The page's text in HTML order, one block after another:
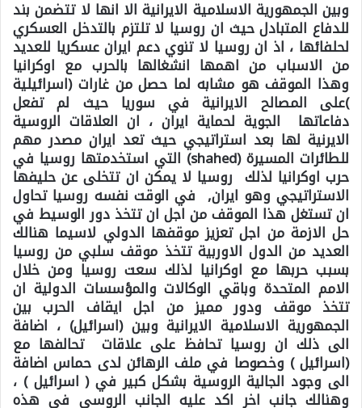
وبين الجمهورية الاسلامية الايرانية الا انها لا تتضمن بند
للدفاع المتبادل حيث ان روسيا لا تلتزم بالتدخل العسكري
لحلفائها ، اذ ان روسيا لا تنوي دعم ايران عسكريا للعديد
من الاسباب من اهمها انشغالها بالحرب مع اوكرانيا
وهذا الموقف هو مشابه لما حصل من غارات (اسرائيلية
)على المصالح الايرانية في سوريا حيث لم تفعل
دفاعاتها الجوية لحماية ايران ، ان العلاقات الروسية
الايرنية لها بعد استراتيجي حيث تعد ايران مصدر مهم
للطائرات المسيرة (shahed) التي استخدمتها روسيا في
حرب اوكرانيا لذلك روسيا لا يمكن ان تتخلى عن حليفها
الاستراتيجي وهو ايران, في الوقت نفسه روسيا تحاول
ان تستغل هذا الموقف من اجل ان تتخذ دور الوسيط في
حل الازمة من اجل تعزيز موقفها الدولي لاسيما هنالك
العديد من الدول الاوربية تتخذ موقف سلبي من روسيا
بسبب حربها مع اوكرانيا لذلك سعت روسيا ومن خلال
الامم المتحدة وباقي الوكالات والمؤسسات الدولية ان
تتخذ موقف ودور مميز من اجل ايقاف الحرب بين
الجمهورية الاسلامية الايرانية وبين (اسرائيل) ، اضافة
الى ذلك ان روسيا تحافظ على علاقات تحالفها مع
(اسرائيل ) وخصوصا في ملف الرهائن لدى حماس اضافة
الى وجود الجالية الروسية بشكل كبير في ( اسرائيل ) ،
وهنالك جانب اخر اكد عليه الجانب الروسي في هذه